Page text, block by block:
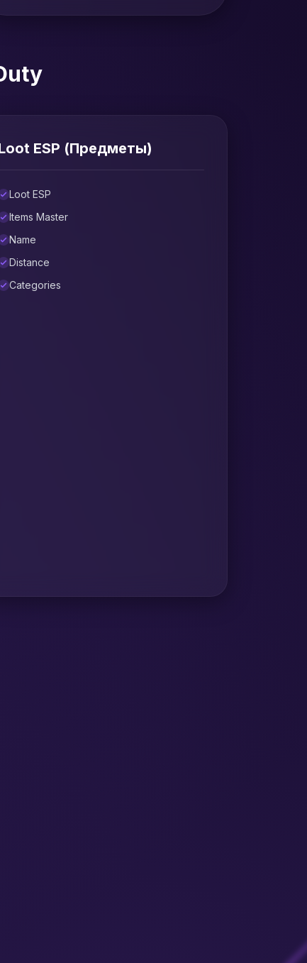
ESP (Предметы)
Loot ESP
Items Master
Name
Distance
Categories